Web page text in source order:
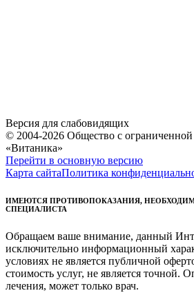
Версия для слабовидящих
© 2004-2026 Общество с ограниченной
«Витаника»
Перейти в основную версию
Карта сайтаПолитика
ИМЕЮТСЯ ПРОТИВОПОКАЗАНИЯ,
СПЕЦИАЛИСТА
Обращаем ваше внимание, данный
исключительно информационный
условиях не является публичной
стоимость услуг, не является точной.
лечения, может только врач.